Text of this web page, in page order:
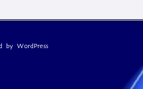
by WordPress